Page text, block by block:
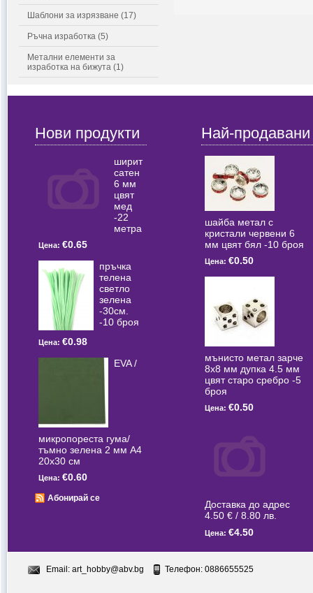
Шаблони за изрязване (17)
Ръчна изработка (5)
Метални елементи за
изработка на бижута (1)
Нови продукти
ширит
сатен
6 мм
цвят
мед
-22
метра
Цена: €0.65
пръчка
телена
светлo
зелена
-30см.
-10 броя
Цена: €0.98
EVA /
микропореста гума/
тъмно зелена 2 мм А4
20x30 см
Цена: €0.60
Абонирай се
Най-продавани
шайба метал с
кристали червени 6
мм цвят бял -10 броя
Цена: €0.50
мънисто метал зарче
8x8 мм дупка 4.5 мм
цвят старо сребро -5
броя
Цена: €0.50
Доставка до адрес
4.50 € / 8.80 лв.
Цена: €4.50
Email: art_hobby@abv.bg Телефон: 0886655525